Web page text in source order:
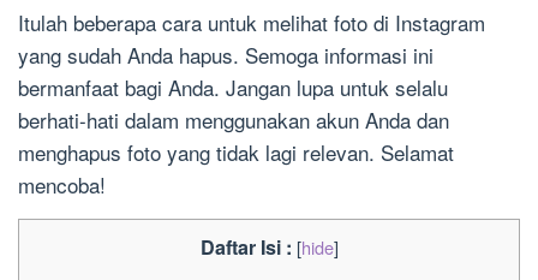
Itulah beberapa cara untuk melihat foto di Instagram
yang sudah Anda hapus. Semoga informasi ini
bermanfaat bagi Anda. Jangan lupa untuk selalu
berhati-hati dalam menggunakan akun Anda dan
menghapus foto yang tidak lagi relevan. Selamat
mencoba!
Daftar Isi : [hide]